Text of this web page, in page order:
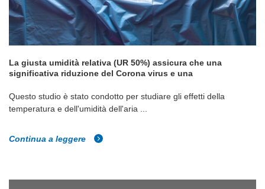
La giusta umidità relativa (UR 50%) assicura che una
significativa riduzione del Corona virus e una
Questo studio è stato condotto per studiare gli effetti della
temperatura e dell'umidità dell'aria ...
Continua a leggere